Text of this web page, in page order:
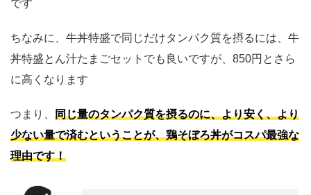
です
ちなみに、牛丼特盛で同じだけタンパク質を摂るには、牛
丼特盛とん汁たまごセットでも良いですが、850円とさら
に高くなります
つまり、 同じ量のタンパク質を摂るのに、より安く、より
少ない量で済むということが、鶏そぼろ丼がコスパ最強な
理由です！